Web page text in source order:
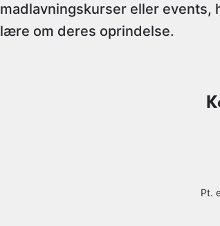
madlavningskurser eller events,
lære om deres oprindelse.
Pt.